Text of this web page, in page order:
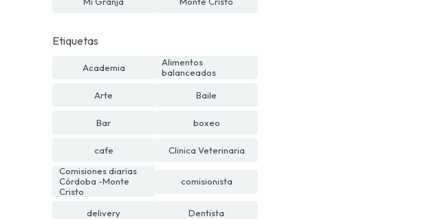
Etiquetas
Academia
Alimentos
balanceados
Arte Baile
Bar boxeo
cafe
Clinica Veterinaria
Comisiones diarias
Córdoba -Monte
Cristo
comisionista
delivery Dentista